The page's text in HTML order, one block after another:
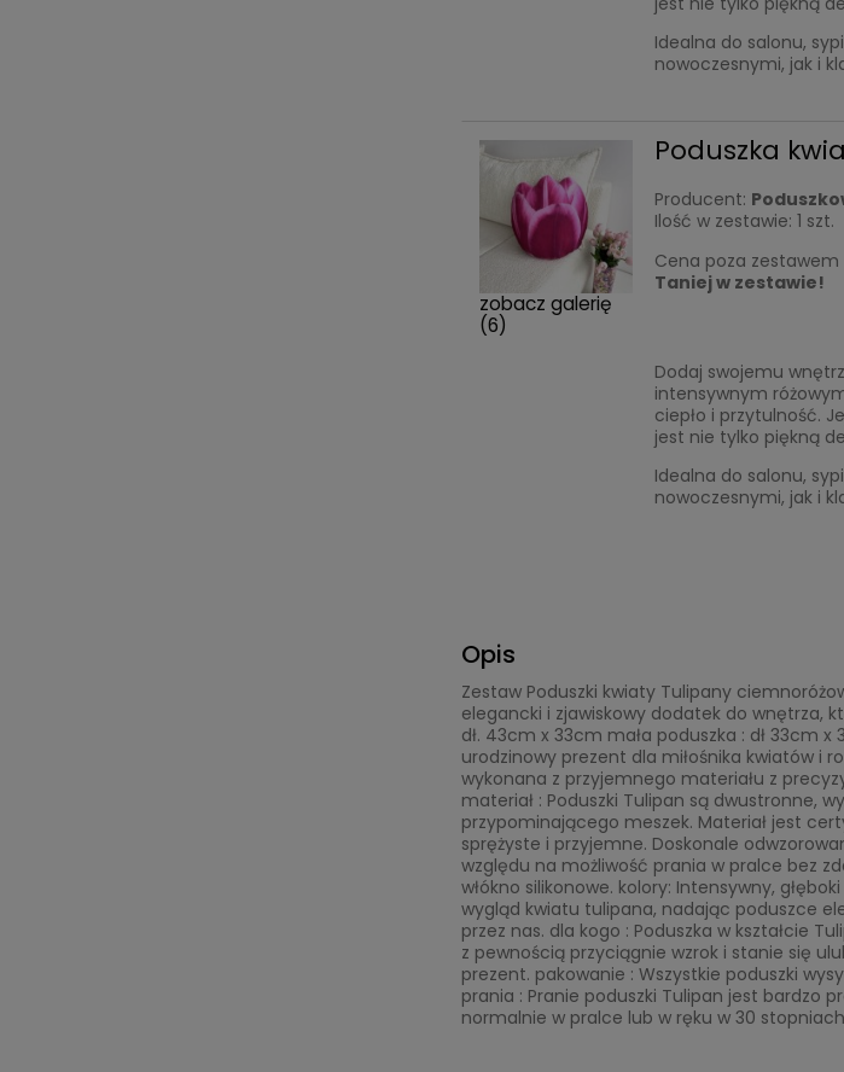
Idealna do salonu,
nowoczesnymi, jak i
zobacz galerię
(6)
Poduszka
Producent:
Ilość w zestawie: 1 szt.
Cena poza zestawem
Taniej w zestawie!
Dodaj swojemu
intensywnym
ciepło i przytulność.
jest nie tylko piękną
Idealna do salonu,
nowoczesnymi, jak i
Opis
Zestaw Poduszki kwiaty Tulipany
elegancki i zjawiskowy dodatek do wnętrza,
dł. 43cm x 33cm mała poduszka : dł 33cm
urodzinowy prezent dla miłośnika kwiatów i
wykonana z przyjemnego materiału z
materiał : Poduszki Tulipan są dwustronne,
przypominającego meszek. Materiał jest
sprężyste i przyjemne. Doskonale
względu na możliwość prania w pralce bez
włókno silikonowe. kolory: Intensywny,
wygląd kwiatu tulipana, nadając poduszce
przez nas. dla kogo : Poduszka w kształcie
z pewnością przyciągnie wzrok i stanie się
prezent. pakowanie : Wszystkie poduszki
prania : Pranie poduszki Tulipan jest bardzo
normalnie w pralce lub w ręku w 30